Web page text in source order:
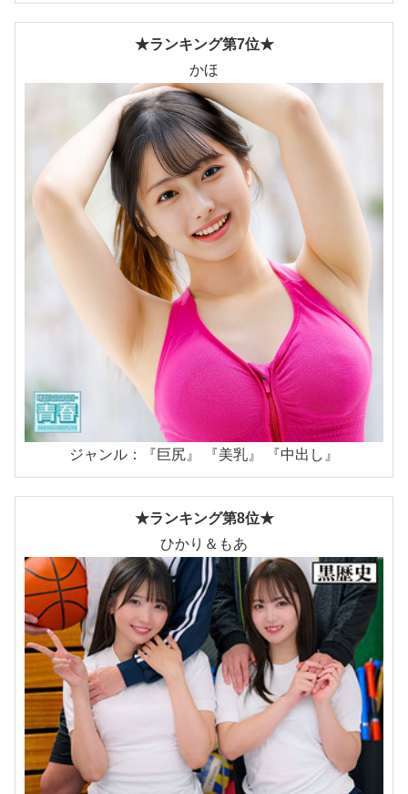
★ランキング第7位★
かほ
ジャンル：『巨尻』 『美乳』 『中出し』
★ランキング第8位★
ひかり＆もあ